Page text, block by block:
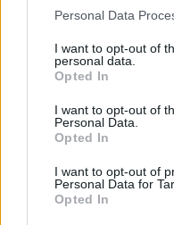
Please note that this
not limited to your visit or
grant or deny consent to
use your data for below
consent section.
Personal Data
I want to opt-out of
personal data.
Opted In
I want to opt-out of
Personal Data.
Opted In
I want to opt-out of
Personal Data for
Opted In
Hogy miért nem
megvan/meglesz
beleszánt az ember
van, furamód a
megfeledkezni. Nem
nyomora/puttonya/
Valószínűleg nem